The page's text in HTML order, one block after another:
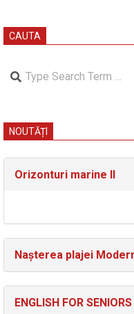
CAUTA
Search
NOUTĂȚI
Orizonturi marine II
Nașterea plajei
ENGLISH FOR